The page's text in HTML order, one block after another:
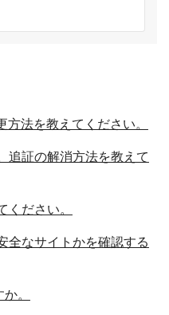
法を教えてください。
追証の解消方法を教えて
ください。
全なサイトかを確認する
。